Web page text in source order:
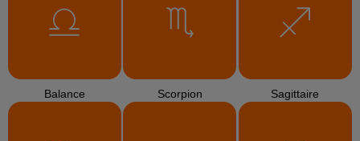
Balance Scorpion Sagittaire